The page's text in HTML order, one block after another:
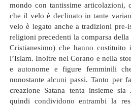
mondo con tantissime articolazioni,
che il velo è declinato in tante
velo è legato anche a tradizioni pre-
religioni precedenti la comparsa
Cristianesimo) che hanno
l’Islam. Inoltre nel Corano e nella
e autonome e figure femminili
nonostante alcuni passi. Tanto per
creazione Satana tenta insieme
quindi condividono entrambi la